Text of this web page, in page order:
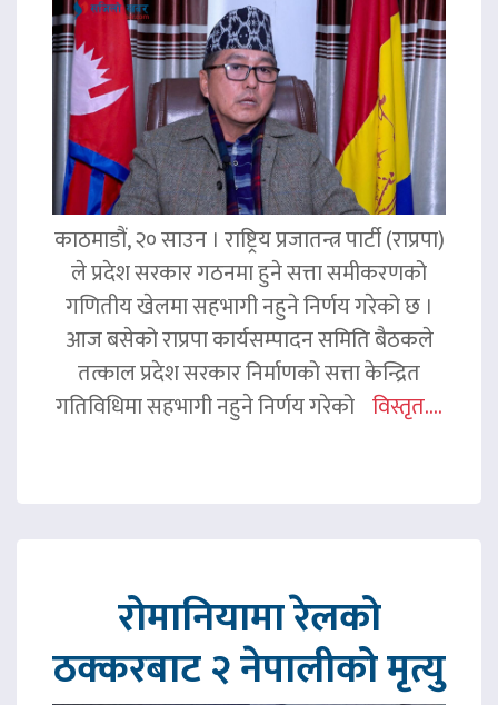
काठमाडौं, २० साउन । राष्ट्रिय प्रजातन्त्र पार्टी (राप्रपा)
ले प्रदेश सरकार गठनमा हुने सत्ता समीकरणको
गणितीय खेलमा सहभागी नहुने निर्णय गरेको छ ।
आज बसेको राप्रपा कार्यसम्पादन समिति बैठकले
तत्काल प्रदेश सरकार निर्माणको सत्ता केन्द्रित
गतिविधिमा सहभागी नहुने निर्णय गरेको विस्तृत....
रोमानियामा रेलको
ठक्करबाट २ नेपालीको मृत्यु